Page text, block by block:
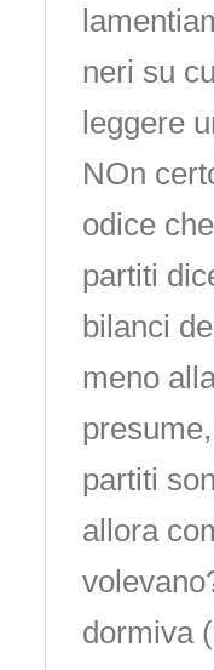
neri su
leggere
NOn
odice
partiti
bilanci
meno
partiti
allora
dormiva